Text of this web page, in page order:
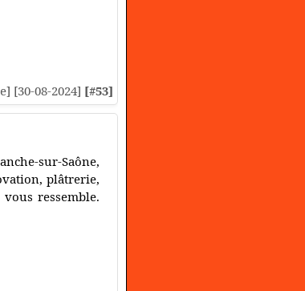
[30-08-2024] [#53]
sur-Saône,
plâtrerie,
ressemble.